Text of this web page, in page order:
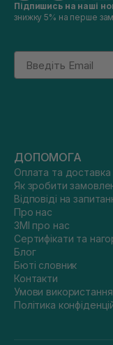
Підпишись на наші
знижку 5% на перше
Email
ДОПОМОГА
Оплата та доставка
Як зробити
Відповіді на
Про нас
ЗМІ про нас
Сертифікати та
Блог
Бюті словник
Контакти
Умови
Політика